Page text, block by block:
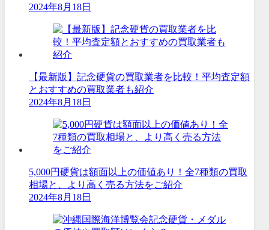
2024年8月18日
【最新版】記念硬貨の買取業者を比較！平均査定額
とおすすめの買取業者も紹介
2024年8月18日
5,000円硬貨は額面以上の価値あり！全7種類の買取
相場と、より高く売る方法をご紹介
2024年8月18日